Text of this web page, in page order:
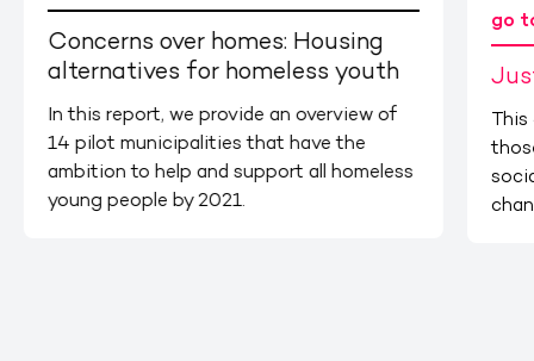
Concerns over homes: Housing
alternatives for homeless youth
In this report, we provide an overview of
14 pilot municipalities that have the
ambition to help and support all homeless
young people by 2021.
go